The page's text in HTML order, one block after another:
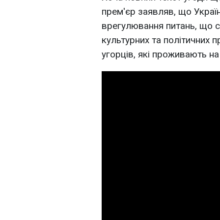
прем'єр заявляв, що
врегулювання питань, що
культурних та політичних
угорців, які проживають на